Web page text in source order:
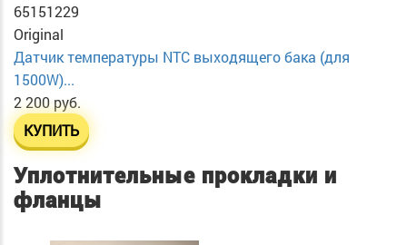
65151229
Original
Датчик температуры NTC выходящего бака (для
1500W)...
2 200 руб.
КУПИТЬ
Уплотнительные прокладки и
фланцы